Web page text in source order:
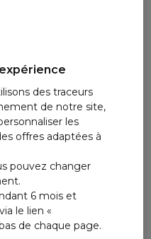
reconstruit
des traceurs
de notre site,
les
offres adaptées à
pouvez changer
6 mois et
le lien «
de chaque page.